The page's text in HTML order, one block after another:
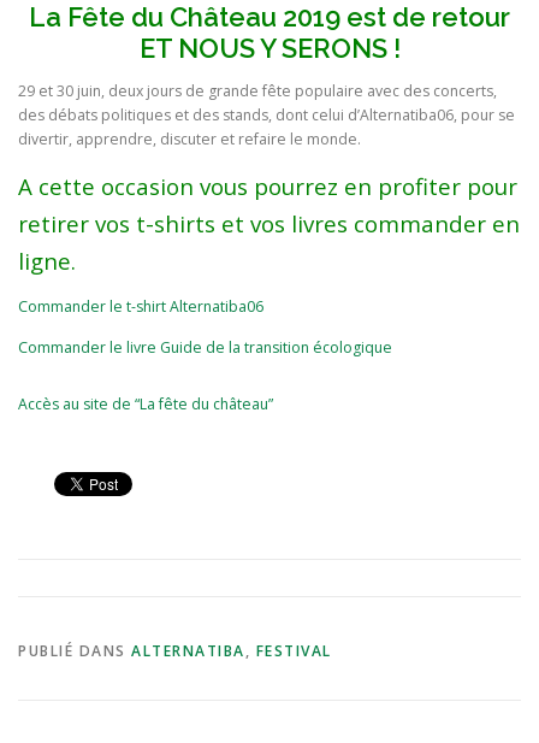
La Fête du Château 2019 est de retour
ET NOUS Y SERONS !
29 et 30 juin, deux jours de grande fête populaire avec des concerts,
des débats politiques et des stands, dont celui d’Alternatiba06, pour se
divertir, apprendre, discuter et refaire le monde.
A cette occasion vous pourrez en profiter pour
retirer vos t-shirts et vos livres commander en
ligne.
Commander le t-shirt Alternatiba06
Commander le livre Guide de la transition écologique
Accès au site de “La fête du château”
PUBLIÉ DANS ALTERNATIBA, FESTIVAL